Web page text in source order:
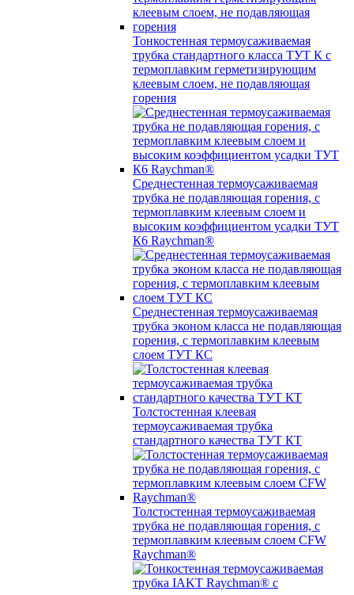
Тонкостенная термоусаживаемая
трубка стандартного класса ТУТ К с
термоплавким герметизирующим
клеевым слоем, не подавляющая
горения
Среднестенная термоусаживаемая
трубка не подавляющая горения, с
термоплавким клеевым слоем и
высоким коэффициентом усадки ТУТ
К6 Raychman®
Среднестенная термоусаживаемая
трубка эконом класса не подавляющая
горения, с термоплавким клеевым
слоем ТУТ КС
Толстостенная клеевая
термоусаживаемая трубка
стандартного качества ТУТ КТ
Толстостенная термоусаживаемая
трубка не подавляющая горения, с
термоплавким клеевым слоем CFW
Raychman®